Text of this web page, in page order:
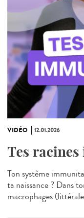
VIDÉO 12.01.2026
Tes
Ton système
ta naissance ? Dans
macrophages